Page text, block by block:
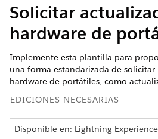
Solicitar
hardware de
Implemente esta plantilla para
una forma estandarizada de
hardware de portátiles, como
EDICIONES NECESARIAS
Disponible en: Lightning Experience